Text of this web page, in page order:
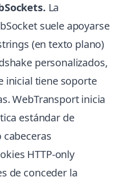
La
suele apoyarse
(en texto plano)
personalizados,
inicial tiene soporte
WebTransport inicia
estándar de
cabeceras
HTTP-only
de conceder la